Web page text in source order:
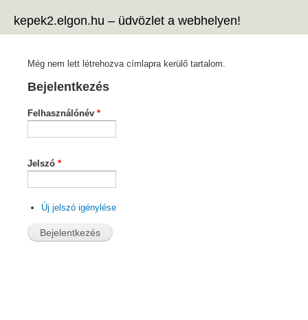
kepek2.elgon.hu – üdvözlet a webhelyen!
Még nem lett létrehozva címlapra kerülő tartalom.
Bejelentkezés
Felhasználónév *
Jelszó *
Új jelszó igénylése